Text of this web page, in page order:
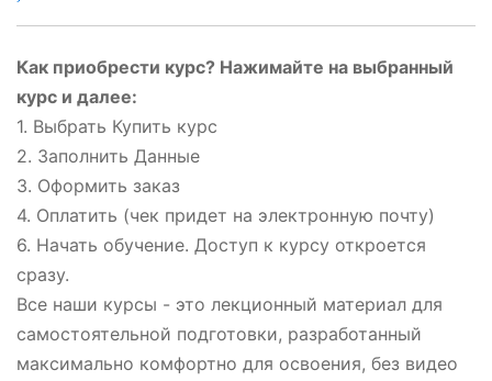
Как приобрести курс? Нажимайте на выбранный
курс и далее:
1. Выбрать Купить курс
2. Заполнить Данные
3. Оформить заказ
4. Оплатить (чек придет на электронную почту)
6. Начать обучение. Доступ к курсу откроется
сразу.
Все наши курсы - это лекционный материал для
самостоятельной подготовки, разработанный
максимально комфортно для освоения, без видео